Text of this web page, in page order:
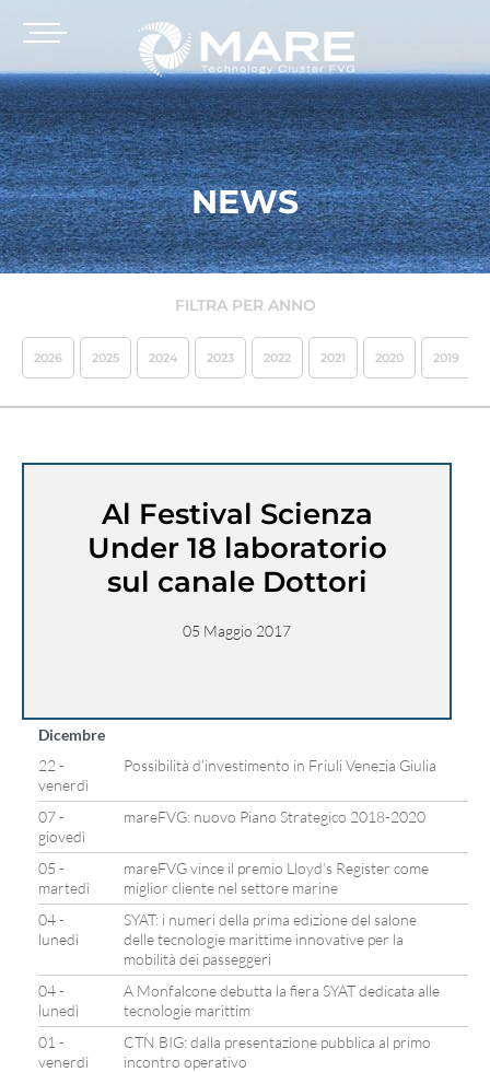
NEWS
FILTRA PER ANNO
2026 2025 2024 2023 2022 2021 2020 2019
Al Festival Scienza
Under 18 laboratorio
sul canale Dottori
05 Maggio 2017
Dicembre
22 -
venerdì
Possibilità d’investimento in Friuli Venezia Giulia
07 -
giovedì
mareFVG: nuovo Piano Strategico 2018-2020
05 -
martedì
mareFVG vince il premio Lloyd’s Register come
miglior cliente nel settore marine
04 -
lunedì
SYAT: i numeri della prima edizione del salone
delle tecnologie marittime innovative per la
mobilità dei passeggeri
04 -
lunedì
A Monfalcone debutta la fiera SYAT dedicata alle
tecnologie marittim
01 -
venerdì
CTN BIG: dalla presentazione pubblica al primo
incontro operativo